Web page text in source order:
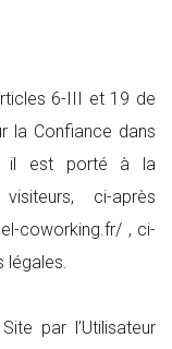
6-III et 19 de
la Confiance dans
il est porté à la
ci-après
coworking.fr/ , ci-
légales.
par l’Utilisateur